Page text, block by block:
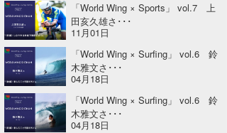
「World Wing × Sports」 vol.7 上
田亥久雄さ･･･
11月01日
「World Wing × Surfing」 vol.6 鈴
木雅文さ･･･
04月18日
「World Wing × Surfing」 vol.6 鈴
木雅文さ･･･
04月18日